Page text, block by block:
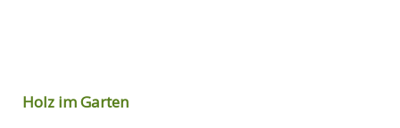
Holz im Garten